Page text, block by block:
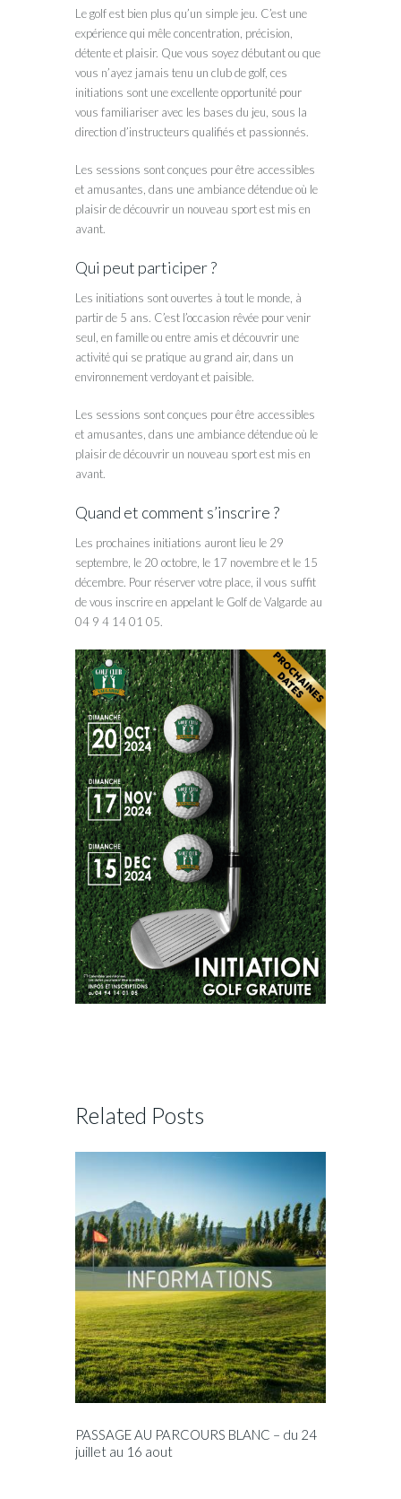
Le golf est bien plus qu’un simple jeu. C’est une
expérience qui mêle concentration, précision,
détente et plaisir. Que vous soyez débutant ou que
vous n’ayez jamais tenu un club de golf, ces
initiations sont une excellente opportunité pour
vous familiariser avec les bases du jeu, sous la
direction d’instructeurs qualifiés et passionnés.
Les sessions sont conçues pour être accessibles
et amusantes, dans une ambiance détendue où le
plaisir de découvrir un nouveau sport est mis en
avant.
Qui peut participer ?
Les initiations sont ouvertes à tout le monde, à
partir de 5 ans. C’est l’occasion rêvée pour venir
seul, en famille ou entre amis et découvrir une
activité qui se pratique au grand air, dans un
environnement verdoyant et paisible.
Les sessions sont conçues pour être accessibles
et amusantes, dans une ambiance détendue où le
plaisir de découvrir un nouveau sport est mis en
avant.
Quand et comment s’inscrire ?
Les prochaines initiations auront lieu le 29
septembre, le 20 octobre, le 17 novembre et le 15
décembre. Pour réserver votre place, il vous suffit
de vous inscrire en appelant le Golf de Valgarde au
04 9 4 14 01 05.
Related Posts
PASSAGE AU PARCOURS BLANC – du 24
juillet au 16 aout